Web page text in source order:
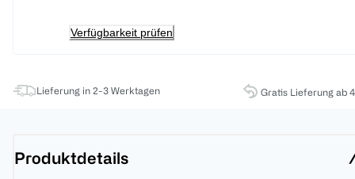
Verfügbarkeit prüfen
Lieferung in 2-3 Werktagen Gratis Lieferung ab
Produktdetails